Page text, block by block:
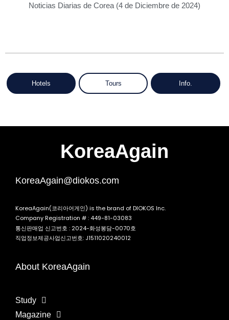
Noticias Diarias de Corea (4 de Diciembre de 2024)
Hotels Tours Info.
KoreaAgain
KoreaAgain@diokos.com
KoreaAgain(코리아어게인) is the brand of DIOKOS Inc.
Company Registration # : 449-81-03083
통신판매업 신고번호 : 2024-화성봉담-0070호
직업정보제공사업신고번호: J1511020240012
About KoreaAgain
Study
Magazine